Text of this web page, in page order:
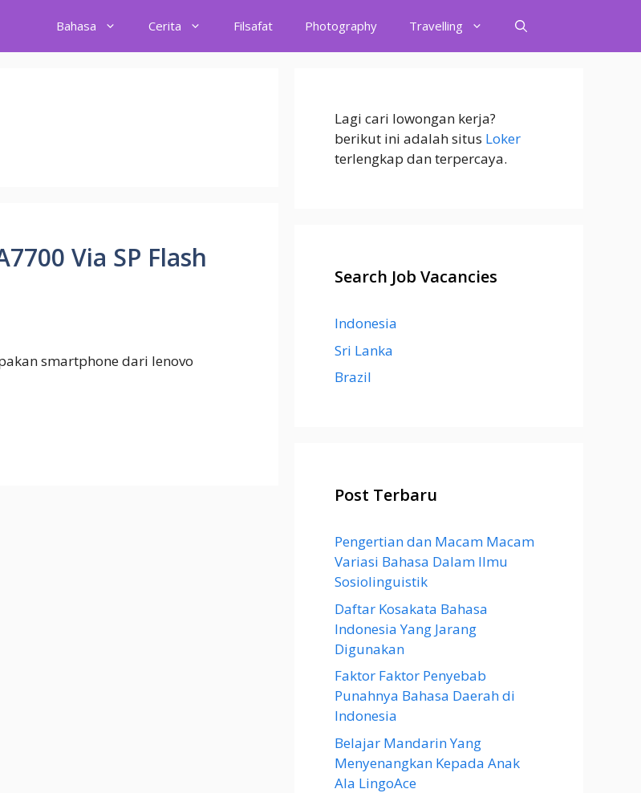
Bahasa Cerita Filsafat Photography Travelling
Via SP Flash
smartphone dari lenovo
Lagi cari lowongan kerja?
berikut ini adalah situs Loker
terlengkap dan terpercaya.
Search Job Vacancies
Indonesia
Sri Lanka
Brazil
Post Terbaru
Pengertian dan Macam Macam
Variasi Bahasa Dalam Ilmu
Sosiolinguistik
Daftar Kosakata Bahasa
Indonesia Yang Jarang
Digunakan
Faktor Faktor Penyebab
Punahnya Bahasa Daerah di
Indonesia
Belajar Mandarin Yang
Menyenangkan Kepada Anak
Ala LingoAce